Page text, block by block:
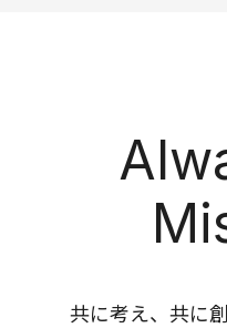
共に考え、共に